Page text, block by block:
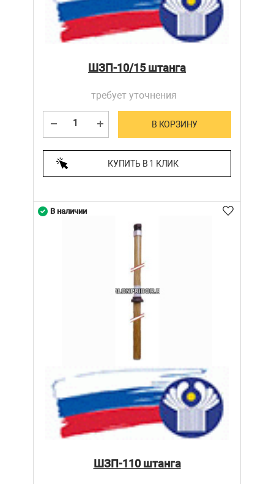
ШЗП-10/15 штанга
требует уточнения
В КОРЗИНУ
КУПИТЬ В 1 КЛИК
ШЗП-110 штанга
В наличии